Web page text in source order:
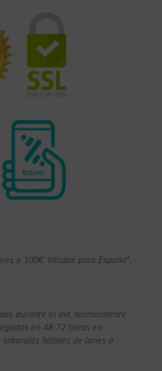
a 100€. Válidos para España*,
durante el día, normalmente
en 48-72 horas en
laborales hábiles de lunes a